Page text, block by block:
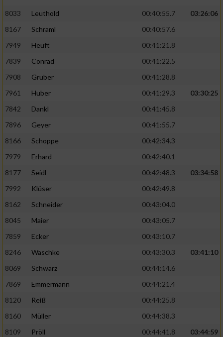
8033
Leuthold 00:40:55.7
03:26:06
8167
Schraml
00:40:57.6
7949
Heuft
00:41:21.8
7839
Conrad
00:41:22.5
7908
Gruber
00:41:28.8
7961
Huber 00:41:29.3
03:30:25
7842
Dankl
00:41:45.8
7896
Geyer
00:41:55.7
8166
Schoppe
00:42:34.3
7979
Erhard
00:42:40.1
8177
Seidl 00:42:48.3
03:34:58
7992
Klüser
00:42:49.8
8162
Schneider
00:43:04.0
8045
Maier
00:43:05.7
7859
Ecker
00:43:10.7
8246
Waschke 00:43:30.3
03:41:10
8069
Schwarz
00:44:14.6
7869
Emmermann
00:44:21.4
8120
Reiß
00:44:25.8
8160
Müller
00:44:38.3
8109
Pröll 00:44:41.8
03:44:59